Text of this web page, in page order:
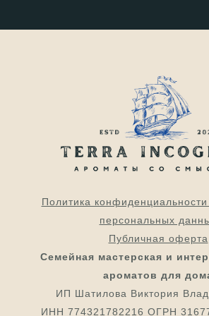
Политика
персональных
Публичная оферта
Семейная мастерская и
ароматов для
ИП Шатилова Виктория
ИНН 774321782216 ОГРН